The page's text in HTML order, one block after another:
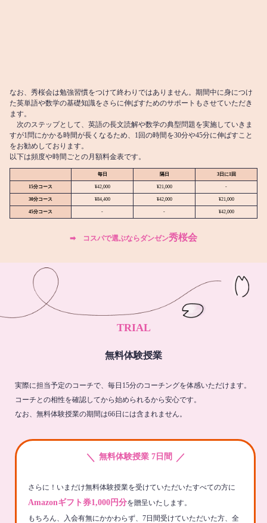
なお、秀桜会は勉強習慣をつけて終わりではありません。期間中に身につけ
た英単語や数学の基礎知識をさらに伸ばすためのサポートもさせていただき
ます。
次のステップとして、英語の長文読解や数学の典型問題を実施していきま
すが1問にかかる時間が長くなるため、1回の時間を30分や45分に伸ばすこと
をお勧めしております。
以下は頻度や時間ごとの月額料金表です。
毎日 隔日 3日に1回
15分コース ¥42,000 ¥21,000 -
30分コース ¥84,400 ¥42,000 ¥21,000
45分コース - - ¥42,000
➡︎ コスパで選ぶならダンゼン秀桜会
TRIAL
無料体験授業
実際に担当予定のコーチで、毎日15分のコーチングを体感いただけます。
コーチとの相性を確認してから始められるから安心です。
なお、無料体験授業の期間は66日には含まれません。
＼ 無料体験授業 7日間 ／
さらに！いまだけ無料体験授業を受けていただいたすべての方に
Amazonギフト券1,000円分を贈呈いたします。
もちろん、入会有無にかかわらず、7日間受けていただいた方、全